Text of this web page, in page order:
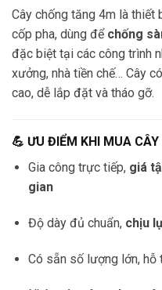
Cây chống tăng 4m là thiết
cốp pha, dùng để chống
đặc biệt tại các công trình
xưởng, nhà tiền chế… Cây
cao, dễ lắp đặt và tháo gỡ.
💪 ƯU ĐIỂM KHI MUA
Gia công trực tiếp, giá
gian
Độ dày đủ chuẩn, chịu
Có sẵn số lượng lớn, hỗ